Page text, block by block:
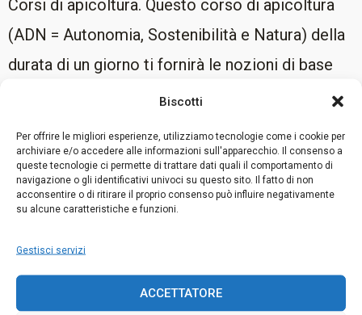
Biscotti
Per offrire le migliori esperienze, utilizziamo tecnologie come i cookie per
archiviare e/o accedere alle informazioni sull'apparecchio. Il consenso a
queste tecnologie ci permette di trattare dati quali il comportamento di
navigazione o gli identificativi univoci su questo sito. Il fatto di non
acconsentire o di ritirare il proprio consenso può influire negativamente
su alcune caratteristiche e funzioni.
Gestisci servizi
ACCETTATORE
Corsi di apicoltura. Questo corso di apicoltura
(ADN = Autonomia, Sostenibilità e Natura) della
durata di un giorno ti fornirà le nozioni di base
necessarie per iniziare a praticare l “apicoltura.
permetterà di conoscere le abilità e le pratiche
dell” apicoltore.
Troverai anche dei corsi di apicoltura online che
potrai seguire tutto l’anno. Se hai una domanda,
puoi cliccare su “I nostri corsi” di apicoltura
online, guardare il video e, se necessario, porre